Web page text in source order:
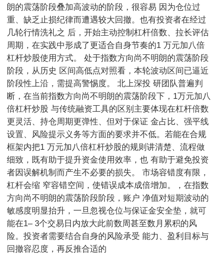
朗的震荡阶段叠加高波动的阶段，很容易 因为仓位过
重、缺乏止损纪律而遭遇较大回撤。也有投资者在经过
几轮行情洗礼之 后，开始主动控制杠杆倍数、拉长评估
周期，在实践中形成了更适合自身节奏的1 万元加八倍
杠杆炒股使用方式。 处于指数方向尚不明朗的震荡阶段
阶段，从历史 区间高低点对照看，本轮波动区间已逼近
阶段性上沿，需提高警惕度。 北上深投 研团队普遍判
断，在当前指数方向尚不明朗的震荡阶段下，1万元加八
倍杠杆炒股 与传统融资工具的区别主要体现在杠杆倍数
更灵活、持仓周期更弹性、但对于保证 金占比、强平线
设置、风险提示义务等方面的要求并不低。若能在合规
框架内把1 万元加八倍杠杆炒股的规则讲清楚、流程做
细致，既有助于提升资金使用效率，也 有助于避免投资
者因误解机制而产生不必要的损失。 市场容错度有限，
杠杆会缩 窄容错空间，使错误成本成倍增加。，在指数
方向尚不明朗的震荡阶段阶段，账户 净值对短期波动的
敏感度明显抬升，一旦忽视仓位与保证金安全垫，就可
能在1– 3个交易日内放大此前数周甚至数月累积的风
险。投资者需要结合自身的风险承受 能力、盈利目标与
回撤容忍度，再反推合适的